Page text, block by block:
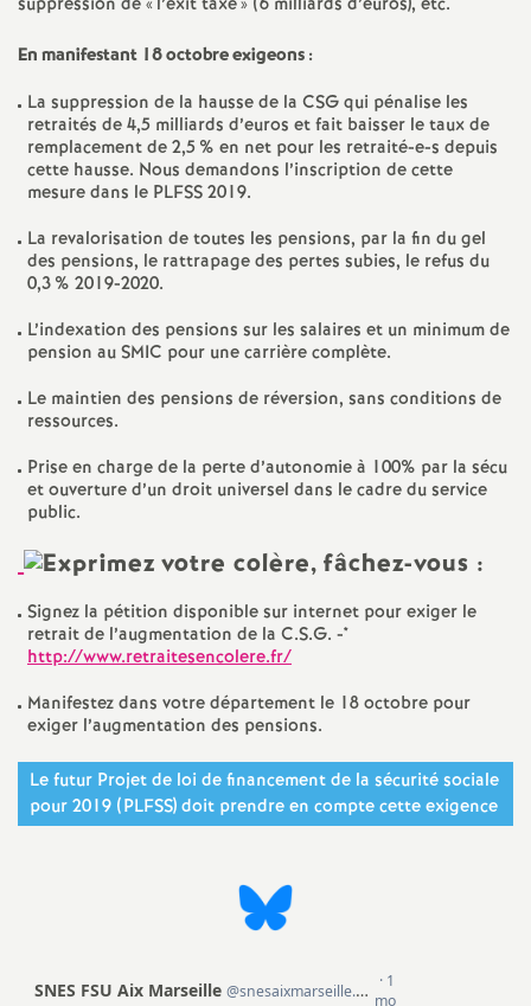
O
r
l
a
n
s
T
o
r
s
En manifestant 18 octobre exigeons :
La suppression de la hausse de la CSG qui pénalise les
retraités de 4,5 milliards d’euros et fait baisser le taux de
remplacement de 2,5% en net pour les retraité-e-s depuis
cette hausse. Nous demandons l’inscription de cette
mesure dans le PLFSS 2019.
La revalorisation de toutes les pensions, par la fin du gel
des pensions, le rattrapage des pertes subies, le refus du
0,3% 2019-2020.
L’indexation des pensions sur les salaires et un minimum de
pension au SMIC pour une carrière complète.
Le maintien des pensions de réversion, sans conditions de
ressources.
Prise en charge de la perte d’autonomie à 100% par la sécu
et ouverture d’un droit universel dans le cadre du service
public.
Signez la pétition disponible sur internet pour exiger le
retrait de l’augmentation de la C.S.G. -*
http://www.retraitesencolere.fr/
Manifestez dans votre département le 18 octobre pour
exiger l’augmentation des pensions.
Le futur Projet de loi de financement de la sécurité sociale
pour 2019 (PLFSS) doit prendre en compte cette exigence